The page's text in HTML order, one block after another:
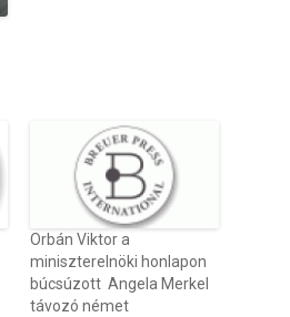
Orbán Viktor a
miniszterelnöki honlapon
búcsúzott Angela Merkel
távozó német